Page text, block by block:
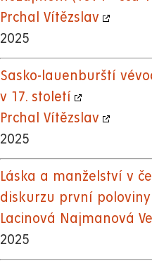
Prchal Vítězslav
2025
Sasko-lauenburští
v 17. století
Prchal Vítězslav
2025
Láska a manželství v
diskurzu první poloviny
Lacinová Najmanová
2025